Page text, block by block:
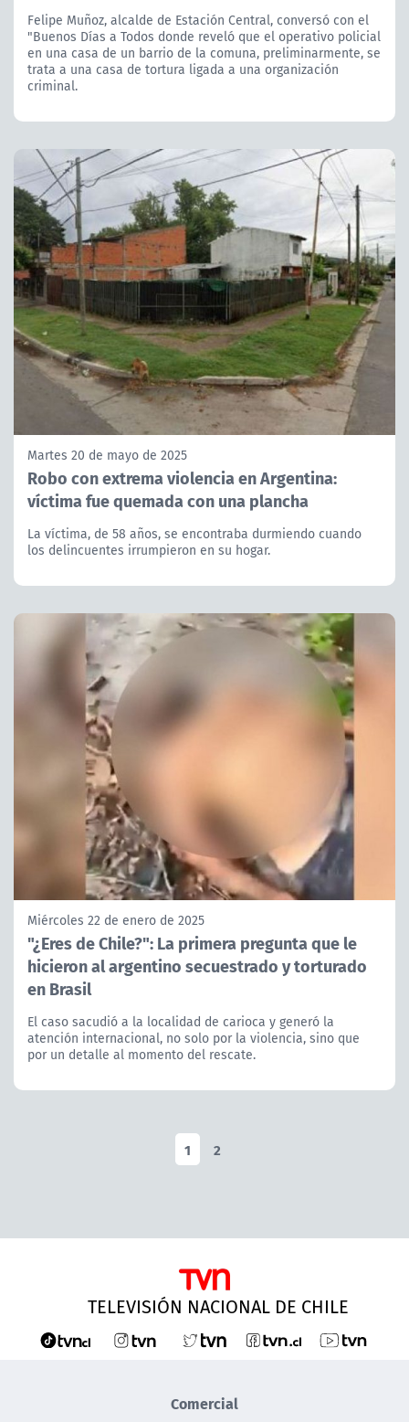
Felipe Muñoz, alcalde de Estación Central, conversó con el
"Buenos Días a Todos donde reveló que el operativo policial
en una casa de un barrio de la comuna, preliminarmente, se
trata a una casa de tortura ligada a una organización
criminal.
Martes 20 de mayo de 2025
Robo con extrema violencia en Argentina:
víctima fue quemada con una plancha
La víctima, de 58 años, se encontraba durmiendo cuando
los delincuentes irrumpieron en su hogar.
Miércoles 22 de enero de 2025
"¿Eres de Chile?": La primera pregunta que le
hicieron al argentino secuestrado y torturado
en Brasil
El caso sacudió a la localidad de carioca y generó la
atención internacional, no solo por la violencia, sino que
por un detalle al momento del rescate.
1 2
TELEVISIÓN NACIONAL DE CHILE
Comercial